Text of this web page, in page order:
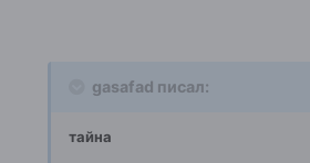
gasafad писал:
тайна